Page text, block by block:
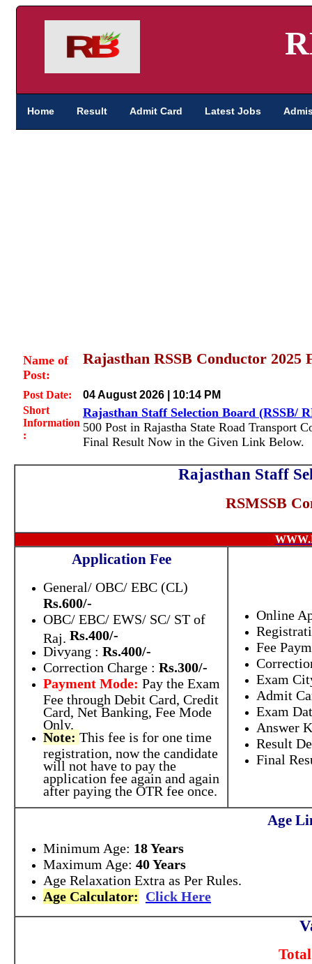
Home Result Admit Card Latest Jobs
Name of
Post:
Rajasthan RSSB Conductor 2025
Post Date:
04 August 2026 | 10:14 PM
Short
Information
:
Rajasthan Staff Selection Board (RSSB/
500 Post in Rajastha State Road Transport
Final Result Now in the Given Link Below.
Rajasthan Staff
RSMSSB
Application Fee
General/ OBC/ EBC (CL)
Rs.600/-
OBC/ EBC/ EWS/ SC/ ST of
Raj. Rs.400/-
Divyang : Rs.400/-
Correction Charge : Rs.300/-
Payment Mode: Pay the Exam
Fee through Debit Card, Credit
Card, Net Banking, Fee Mode
Only.
Note: This fee is for one time
registration, now the candidate
will not have to pay the
application fee again and again
after paying the OTR fee once.
Online
Fee
Exam
Admit
Exam
Answer
Result
Final
Age
Minimum Age: 18 Years
Maximum Age: 40 Years
Age Relaxation Extra as Per Rules.
Age Calculator: Click Here